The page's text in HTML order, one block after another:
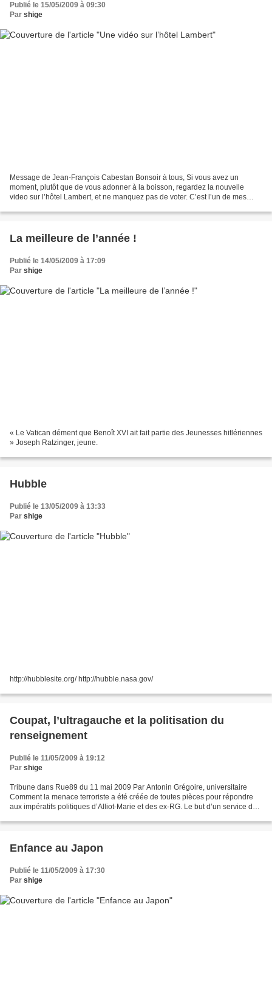
Publié le 15/05/2009 à 09:30
Par shige
Message de Jean-François Cabestan Bonsoir à tous, Si vous avez un
moment, plutôt que de vous adonner à la boisson, regardez la nouvelle
video sur l’hôtel Lambert, et ne manquez pas de voter. C’est l’un de mes
La meilleure de l’année !
Publié le 14/05/2009 à 17:09
Par shige
« Le Vatican dément que Benoît XVI ait fait partie des Jeunesses hitlériennes
» Joseph Ratzinger, jeune.
Hubble
Publié le 13/05/2009 à 13:33
Par shige
http://hubblesite.org/ http://hubble.nasa.gov/
Coupat, l’ultragauche et la politisation du
renseignement
Publié le 11/05/2009 à 19:12
Par shige
Tribune dans Rue89 du 11 mai 2009 Par Antonin Grégoire, universitaire
Comment la menace terroriste a été créée de toutes pièces pour répondre
aux impératifs politiques d’Alliot-Marie et des ex-RG. Le but d’un service de
Enfance au Japon
Publié le 11/05/2009 à 17:30
Par shige